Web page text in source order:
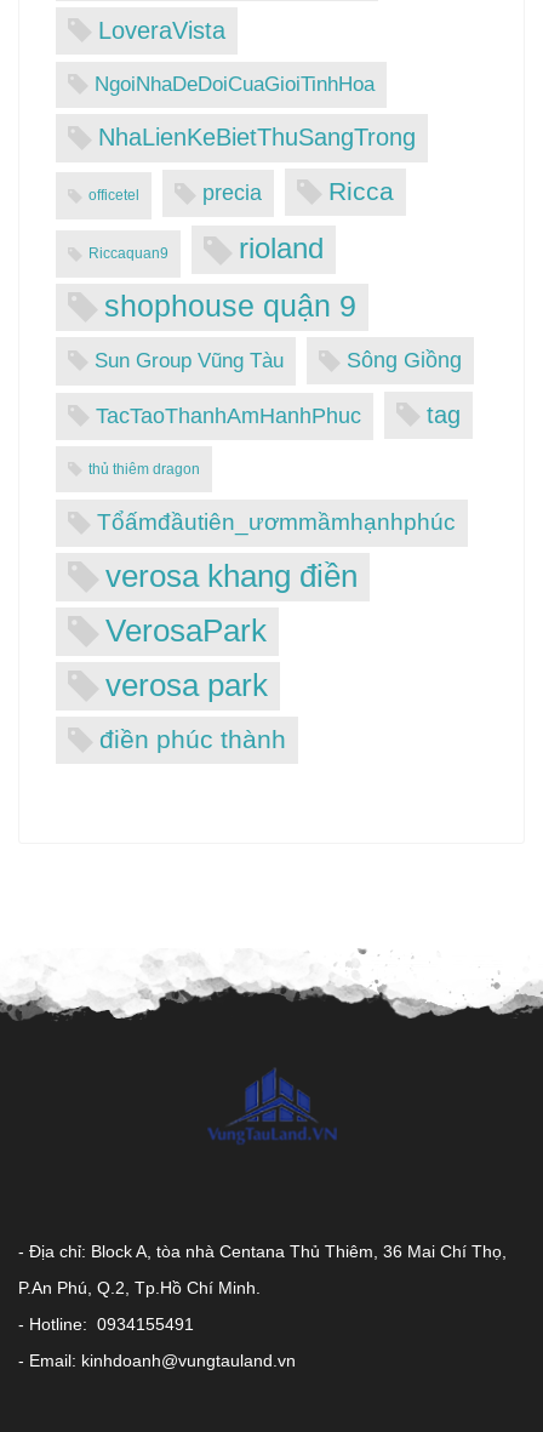
LoveraVista
NgoiNhaDeDoiCuaGioiTinhHoa
NhaLienKeBietThuSangTrong
officetel precia Ricca
Riccaquan9
rioland
shophouse quận 9
Sun Group Vũng Tàu Sông Giồng
TacTaoThanhAmHanhPhuc tag
thủ thiêm dragon
Tổấmđầutiên_ươmmầmhạnhphúc
verosa khang điền
VerosaPark
verosa park
điền phúc thành
- Địa chỉ: Block A, tòa nhà Centana Thủ Thiêm, 36 Mai Chí Thọ,
P.An Phú, Q.2, Tp.Hồ Chí Minh.
- Hotline: 0934155491
- Email: kinhdoanh@vungtauland.vn